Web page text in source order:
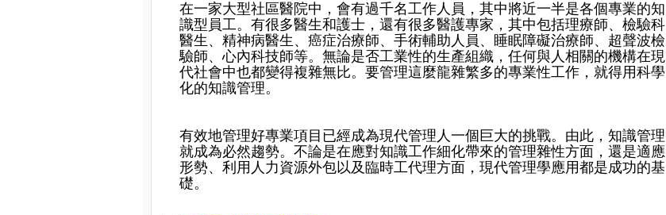
在一家大型社區醫院中，會有過千名工作人員，其中將近一半是各個專業的知
識型員工。有很多醫生和護士，還有很多醫護專家，其中包括理療師、檢驗科
醫生、精神病醫生、癌症治療師、手術輔助人員、睡眠障礙治療師、超聲波檢
驗師、心內科技師等。無論是否工業性的生產組織，任何與人相關的機構在現
代社會中也都變得複雜無比。要管理這麼龍雜繁多的專業性工作，就得用科學
化的知識管理。
有效地管理好專業項目已經成為現代管理人一個巨大的挑戰。由此，知識管理
就成為必然趨勢。不論是在應對知識工作細化帶來的管理雜性方面，還是適應
形勢、利用人力資源外包以及臨時工代理方面，現代管理學應用都是成功的基
礎。